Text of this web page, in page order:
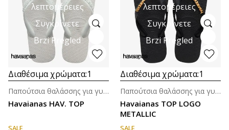
λεπτομέρειες
Συγκρίνετε
Brzi Pregled
Διαθέσιμα χρώματα:1
Havaianas HAV. TOP
Παπούτσια θαλάσσης για γυναίκες
SALE
λεπτομέρειες
Συγκρίνετε
Brzi Pregled
Διαθέσιμα χρώματα:1
Havaianas TOP LOGO
METALLIC
Παπούτσια θαλάσσης για γυναίκες
SALE